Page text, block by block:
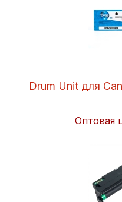
Drum Unit для
Оптовая